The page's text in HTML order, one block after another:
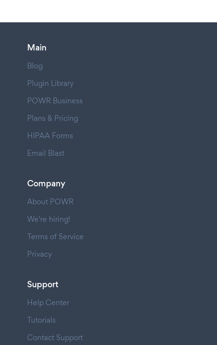
Main
Blog
Plugin Library
POWR Business
Plans & Pricing
HIPAA Forms
Email Blast
Company
About POWR
We're hiring!
Terms of Service
Privacy
Support
Help Center
Tutorials
Contact Support